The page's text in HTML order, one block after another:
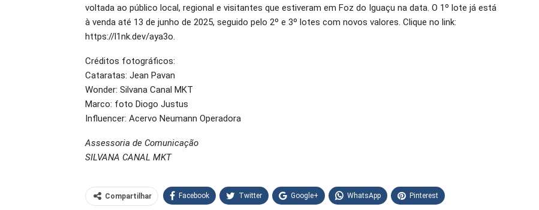
voltada ao público local, regional e visitantes que estiveram em Foz do Iguaçu na data. O 1º lote já está
à venda até 13 de junho de 2025, seguido pelo 2º e 3º lotes com novos valores. Clique no link:
https://l1nk.dev/aya3o.
Créditos fotográficos:
Cataratas: Jean Pavan
Wonder: Silvana Canal MKT
Marco: foto Diogo Justus
Influencer: Acervo Neumann Operadora
Assessoria de Comunicação
SILVANA CANAL MKT
Compartilhar Facebook Twitter Google+ WhatsApp Pinterest